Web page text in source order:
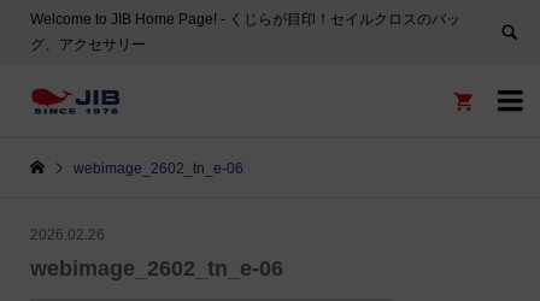
Welcome to JIB Home Page! ‐ くじらが目印！セイルクロスのバッ
グ、アクセサリー


webimage_2602_tn_e-06
2026.02.26
webimage_2602_tn_e-06